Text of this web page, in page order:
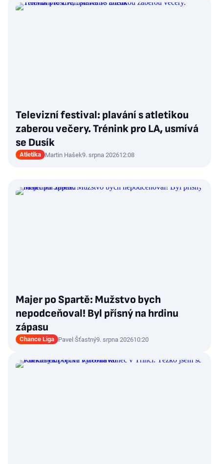
Televizní festival: plavání s atletikou
zaberou večery. Trénink pro LA, usmívá
se Dusík
Atletika Martin Hašek9. srpna 202612:08
Majer po Spartě: Mužstvo bych
nepodceňoval! Byl přísný na hrdinu
zápasu
Chance Liga Pavel Šťastný9. srpna 202610:20